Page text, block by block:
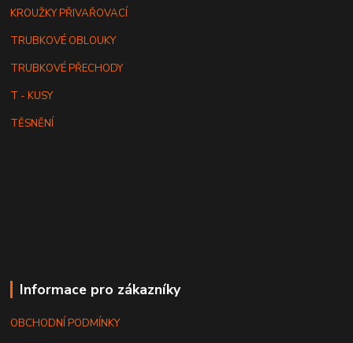
KROUŽKY PŘIVAŘOVACÍ
TRUBKOVÉ OBLOUKY
TRUBKOVÉ PŘECHODY
T - KUSY
TĚSNĚNÍ
Informace pro zákazníky
OBCHODNÍ PODMÍNKY